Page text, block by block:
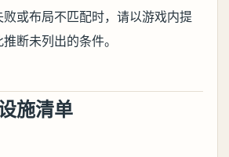
或布局不匹配时，请以游戏内提
断未列出的条件。
施清单